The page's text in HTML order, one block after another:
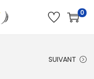
0
SUIVANT